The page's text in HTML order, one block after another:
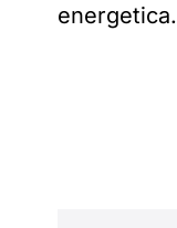
energetica.